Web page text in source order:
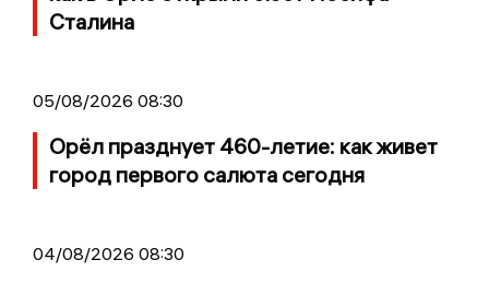
Сталина
05/08/2026 08:30
Орёл празднует 460-летие: как живет
город первого салюта сегодня
04/08/2026 08:30